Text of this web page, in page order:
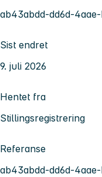
ab43abdd-dd6d-
Sist endret
9. juli 2026
Hentet fra
Stillingsregistrering
Referanse
ab43abdd-dd6d-